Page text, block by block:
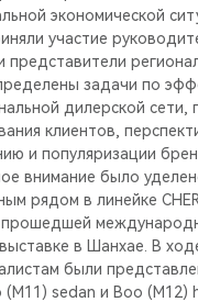
экономической
участие
представители
задачи по
дилерской
клиентов,
и популяризации
внимание было
рядом в линейке
прошедшей
в Шанхае. В
были
(М11) sedan и Boo (М12)